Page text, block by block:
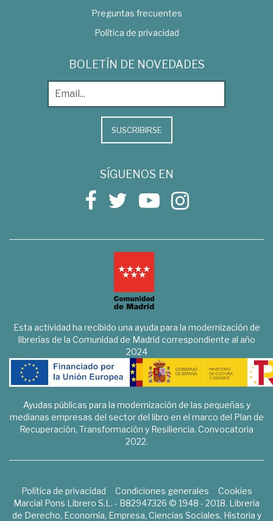
Preguntas frecuentes
Política de privacidad
BOLETÍN DE NOVEDADES
SUSCRIBIRSE
SÍGUENOS EN
Esta actividad ha recibido una ayuda para la modernización de
librerías de la Comunidad de Madrid correspondiente al año
2024
Ayudas públicas para la modernización de las pequeñas y
medianas empresas del sector del libro en el marco del Plan de
Recuperación, Transformación y Resiliencia. Convocatoria
2022.
Política de privacidad Condiciones generales
Cookies
Marcial Pons Librero S.L. - B82947326 © 1948 - 2018. Librería
de Derecho, Economía, Empresa, Ciencias Sociales, Historia y